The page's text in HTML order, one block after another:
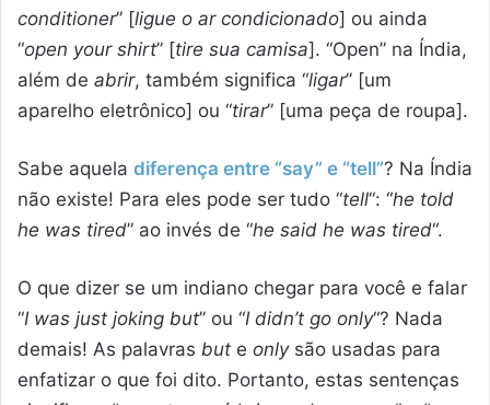
conditioner” [ligue o ar condicionado] ou ainda
“open your shirt” [tire sua camisa]. “Open” na Índia,
além de abrir, também significa “ligar” [um
aparelho eletrônico] ou “tirar” [uma peça de roupa].
Sabe aquela diferença entre “say” e “tell”? Na Índia
não existe! Para eles pode ser tudo “tell“: “he told
he was tired” ao invés de “he said he was tired“.
O que dizer se um indiano chegar para você e falar
“I was just joking but” ou “I didn’t go only“? Nada
demais! As palavras but e onlysão usadas para
enfatizar o que foi dito. Portanto, estas sentenças